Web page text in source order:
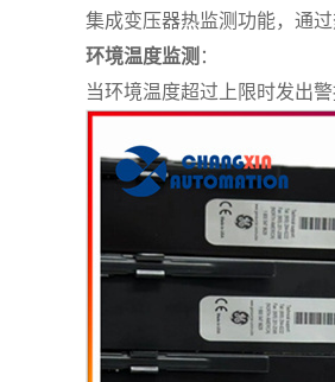
集成变压器热监测功能，通
环境温度监测：
当环境温度超过上限时发出